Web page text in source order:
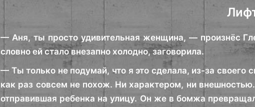
— Аня, ты просто удивительная женщина, — произнёс
словно ей стало внезапно холодно, заговорила.
— Ты только не подумай, что я это сделала, из-за своего
как раз совсем не похож. Ни характером, ни
отправившая ребенка на улицу. Он же в бомжа